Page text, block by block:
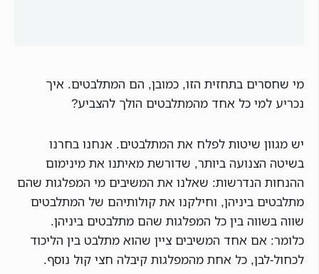
מי שחסרים בתחזית הזו, כמובן, הם המתלבטים. איך
נכריע למי כל אחד מהמתלבטים הולך להצביע?
יש מגוון שיטות לפלח את המתלבטים. אנחנו בחרנו
בשיטה הצנועה ביותר, שדורשת מאיתנו את מינימום
ההנחות הנדרשות: שאלנו את המשיבים מי המפלגות שהם
מתלבטים ביניהן, וחילקנו את קולותיהם של המתלבטים
שווה בשווה בין כל המפלגות שהם מתלבטים ביניהן.
כלומר: אם אחד המשיבים ציין שהוא מתלבט בין הליכוד
לכחול-לבן, כל אחת מהמפלגות קיבלה חצי קול נוסף.